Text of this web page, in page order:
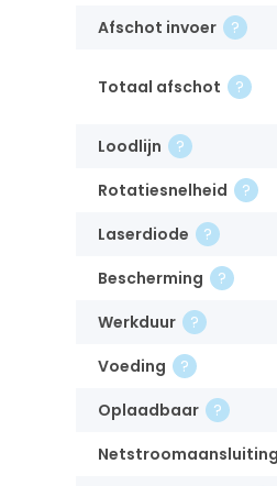
Afschot invoer
Totaal afschot
Loodlijn
Rotatiesnelheid
Laserdiode
Bescherming
Werkduur
Voeding
Oplaadbaar
Netstroomaansluiting